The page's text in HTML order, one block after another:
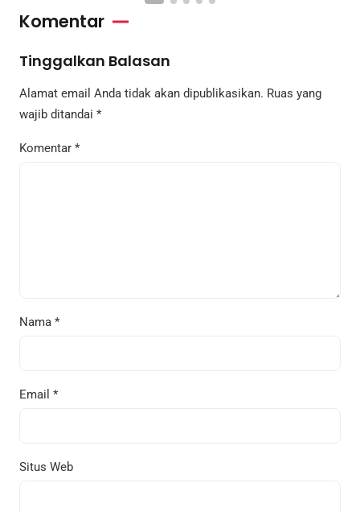
Komentar
Tinggalkan Balasan
Alamat email Anda tidak akan dipublikasikan. Ruas yang
wajib ditandai *
Komentar *
Nama *
Email *
Situs Web